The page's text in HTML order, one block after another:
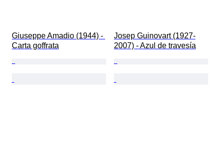
Giuseppe Amadio (1944) -
Carta goffrata
Josep Guinovart (1927-
2007) - Azul de travesía